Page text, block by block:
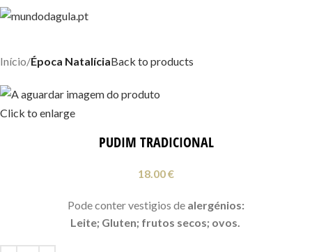
Início Época NatalíciaBack to products
Click to enlarge
PUDIM TRADICIONAL
18.00€
Pode conter vestigios de alergénios:
Leite; Gluten; frutos secos; ovos.